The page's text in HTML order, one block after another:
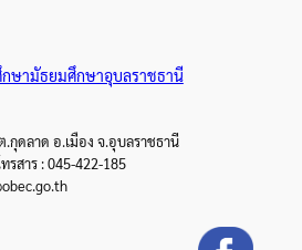
ษามัธยมศึกษาอุบลราชธานี
.กุดลาด อ.เมือง จ.อุบลราชธานี
รสาร : 045-422-185